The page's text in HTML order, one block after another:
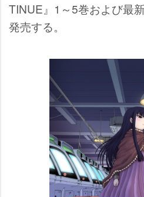
TINUE』1～5巻および最
発売する。